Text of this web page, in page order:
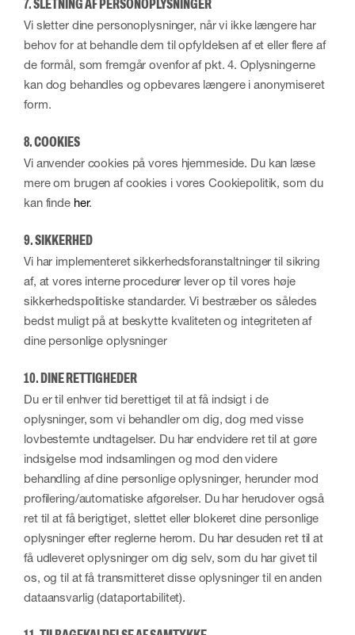
7. SLETNING AF PERSONOPLYSNINGER
Vi sletter dine personoplysninger, når vi ikke længere har
behov for at behandle dem til opfyldelsen af et eller flere af
de formål, som fremgår ovenfor af pkt. 4. Oplysningerne
kan dog behandles og opbevares længere i anonymiseret
form.
8. COOKIES
Vi anvender cookies på vores hjemmeside. Du kan læse
mere om brugen af cookies i vores Cookiepolitik, som du
kan finde her.
9. SIKKERHED
Vi har implementeret sikkerhedsforanstaltninger til sikring
af, at vores interne procedurer lever op til vores høje
sikkerhedspolitiske standarder. Vi bestræber os således
bedst muligt på at beskytte kvaliteten og integriteten af
dine personlige oplysninger
10. DINE RETTIGHEDER
Du er til enhver tid berettiget til at få indsigt i de
oplysninger, som vi behandler om dig, dog med visse
lovbestemte undtagelser. Du har endvidere ret til at gøre
indsigelse mod indsamlingen og mod den videre
behandling af dine personlige oplysninger, herunder mod
profilering/automatiske afgørelser. Du har herudover også
ret til at få berigtiget, slettet eller blokeret dine personlige
oplysninger efter reglerne herom. Du har desuden ret til at
få udleveret oplysninger om dig selv, som du har givet til
os, og til at få transmitteret disse oplysninger til en anden
dataansvarlig (dataportabilitet).